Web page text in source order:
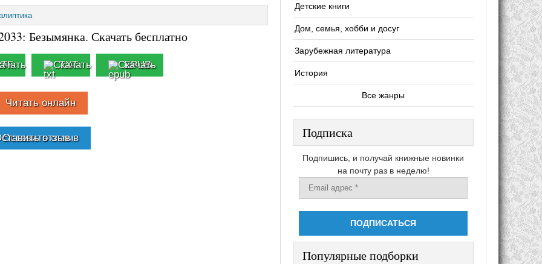
Безымянка. Скачать бесплатно
TXT EPUB
Читать онлайн
Оставить отзыв
Детские книги
Дом, семья, хобби и досуг
Зарубежная литература
История
Все жанры
Подписка
Подпишись, и получай книжные новинки
на почту раз в неделю!
Популярные подборки